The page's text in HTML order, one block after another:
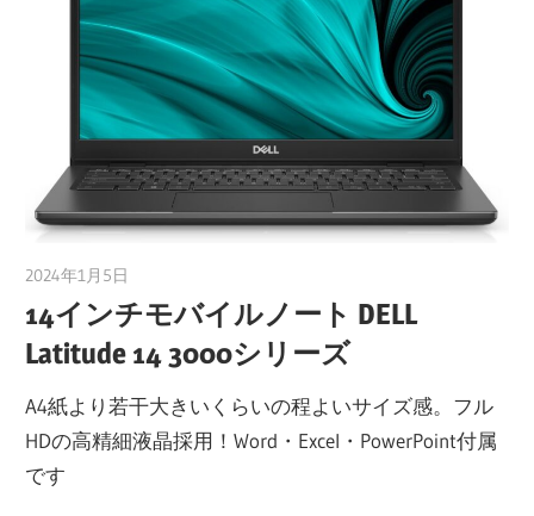
2024年1月5日
14インチモバイルノート DELL
Latitude 14 3000シリーズ
A4紙より若干大きいくらいの程よいサイズ感。フル
HDの高精細液晶採用！Word・Excel・PowerPoint付属
です